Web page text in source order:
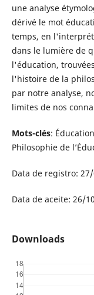
une analyse
dérivé le mot
temps, en
dans le lumière de
l'éducation,
l'histoire de la
par notre analyse,
limites de nos
Mots-clés:
Philosophie de
Data de registro:
Data de aceite: 26/
Downloads